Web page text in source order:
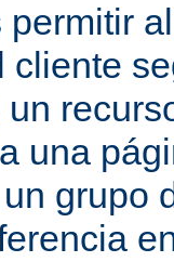
cliente
una
grupo